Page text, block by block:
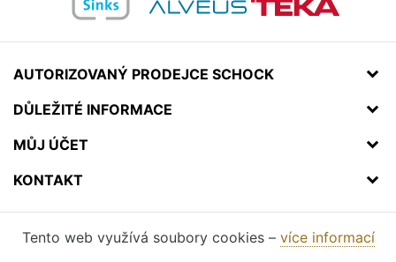
AUTORIZOVANÝ PRODEJCE SCHOCK
DŮLEŽITÉ INFORMACE
MŮJ ÚČET
KONTAKT
Tento web využívá soubory cookies – více informací